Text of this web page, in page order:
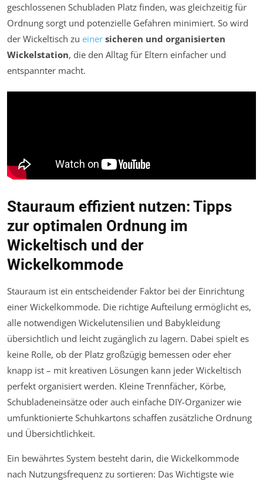
geschlossenen Schubladen Platz finden, was gleichzeitig für
Ordnung sorgt und potenzielle Gefahren minimiert. So wird
der Wickeltisch zu einer sicheren und organisierten
Wickelstation, die den Alltag für Eltern einfacher und
entspannter macht.
Stauraum effizient nutzen: Tipps
zur optimalen Ordnung im
Wickeltisch und der
Wickelkommode
Stauraum ist ein entscheidender Faktor bei der Einrichtung
einer Wickelkommode. Die richtige Aufteilung ermöglicht es,
alle notwendigen Wickelutensilien und Babykleidung
übersichtlich und leicht zugänglich zu lagern. Dabei spielt es
keine Rolle, ob der Platz großzügig bemessen oder eher
knapp ist – mit kreativen Lösungen kann jeder Wickeltisch
perfekt organisiert werden. Kleine Trennfächer, Körbe,
Schubladeneinsätze oder auch einfache DIY-Organizer wie
umfunktionierte Schuhkartons schaffen zusätzliche Ordnung
und Übersichtlichkeit.
Ein bewährtes System besteht darin, die Wickelkommode
nach Nutzungsfrequenz zu sortieren: Das Wichtigste wie